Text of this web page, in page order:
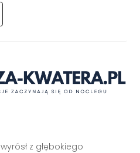
wyrósł z głębokiego